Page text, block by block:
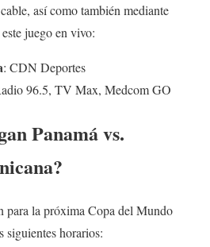
así como también mediante
juego en vivo:
: CDN Deportes
96.5, TV Max, Medcom GO
Panamá vs.
para la próxima Copa del Mundo
siguientes horarios: